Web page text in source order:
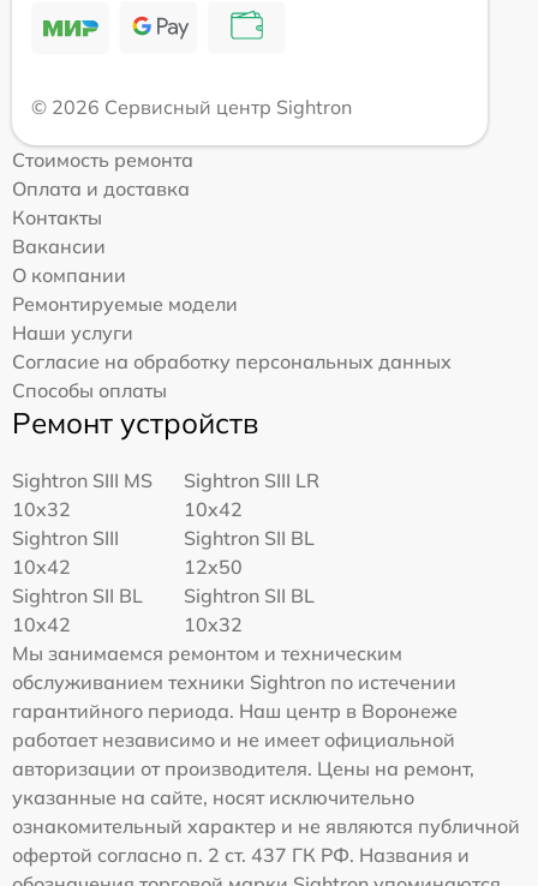
© 2026 Сервисный центр Sightron
Стоимость ремонта
Оплата и доставка
Контакты
Вакансии
О компании
Ремонтируемые модели
Наши услуги
Согласие на обработку персональных данных
Способы оплаты
Ремонт устройств
Sightron SIII MS
10x32
Sightron SIII LR
10x42
Sightron SIII
10x42
Sightron SII BL
12x50
Sightron SII BL
10x42
Sightron SII BL
10x32
Мы занимаемся ремонтом и техническим
обслуживанием техники Sightron по истечении
гарантийного периода. Наш центр в Воронеже
работает независимо и не имеет официальной
авторизации от производителя. Цены на ремонт,
указанные на сайте, носят исключительно
ознакомительный характер и не являются публичной
офертой согласно п. 2 ст. 437 ГК РФ. Названия и